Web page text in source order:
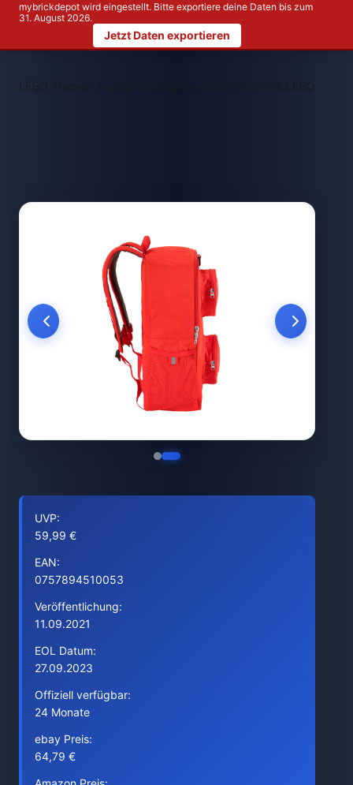
mybrickdepot wird eingestellt. Bitte exportiere deine Daten bis zum
31. August 2026.
Jetzt Daten exportieren
LEGO Themen > LEGO 5005536 LEGO
UVP:
59,99 €
EAN:
0757894510053
Veröffentlichung:
11.09.2021
EOL Datum:
27.09.2023
Offiziell verfügbar:
24 Monate
ebay Preis:
64,79 €